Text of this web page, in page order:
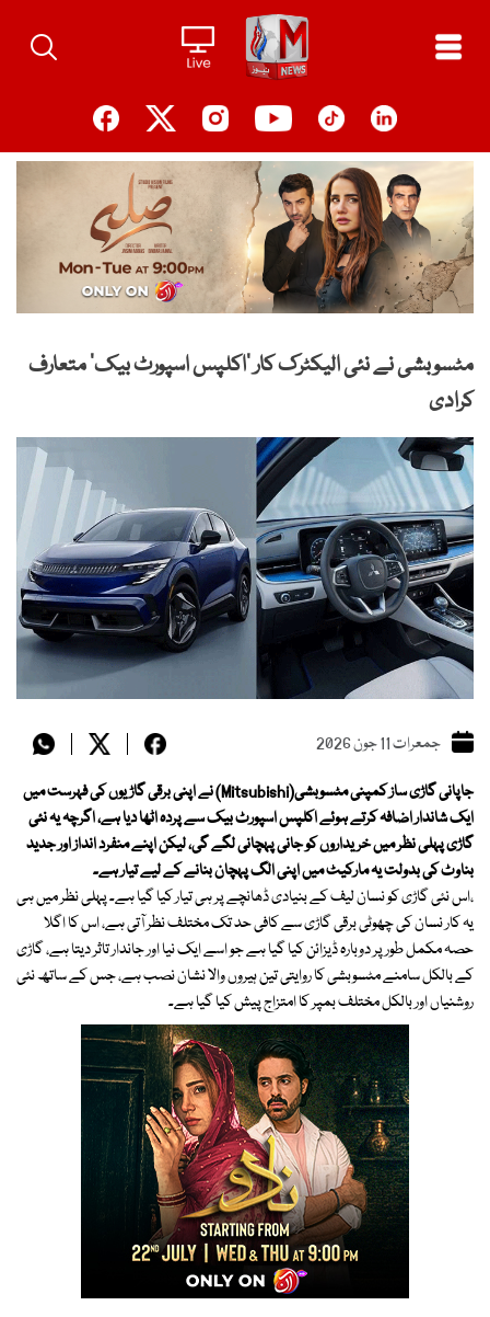
content
مٹسوبشی نے نئی الیکٹرک کار ‘اکلپس اسپورٹ بیک’ متعارف
کرادی
جمعرات 11 جون 2026
جاپانی گاڑی ساز کمپنی مٹسوبشی(Mitsubishi) نے اپنی برقی گاڑیوں کی فہرست میں
ایک شاندار اضافہ کرتے ہوئے اکلپس اسپورٹ بیک سے پردہ اٹھا دیا ہے، اگرچہ یہ نئی
گاڑی پہلی نظر میں خریداروں کو جانی پہچانی لگے گی، لیکن اپنے منفرد انداز اور جدید
بناوٹ کی بدولت یہ مارکیٹ میں اپنی الگ پہچان بنانے کے لیے تیار ہے۔
،اس نئی گاڑی کو نسان لیف کے بنیادی ڈھانچے پر ہی تیار کیا گیا ہے۔ پہلی نظر میں ہی
یہ کار نسان کی چھوٹی برقی گاڑی سے کافی حد تک مختلف نظر آتی ہے، اس کا اگلا
حصہ مکمل طور پر دوبارہ ڈیزائن کیا گیا ہے جو اسے ایک نیا اور جاندار تاثر دیتا ہے، گاڑی
کے بالکل سامنے مٹسوبشی کا روایتی تین ہیروں والا نشان نصب ہے، جس کے ساتھ نئی
روشنیاں اور بالکل مختلف بمپر کا امتزاج پیش کیا گیا ہے۔